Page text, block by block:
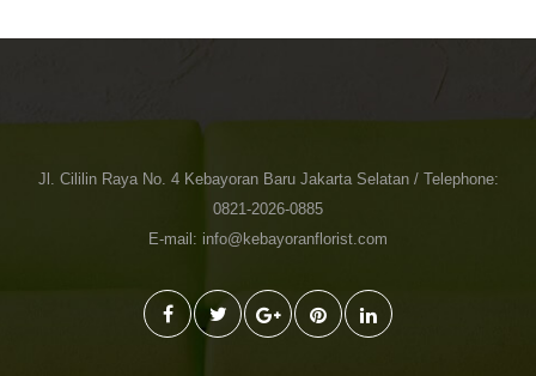
Jl. Cililin Raya No. 4 Kebayoran Baru Jakarta Selatan / Telephone:
0821-2026-0885
E-mail: info@kebayoranflorist.com